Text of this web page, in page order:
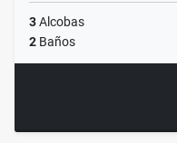
3Alcobas
2 Baños